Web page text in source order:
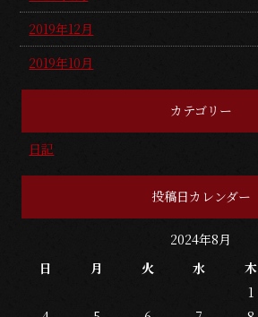
2019年12月
2019年10月
カテゴリー
日記
投稿日カレンダー
2024年8月
日
月 火 水 木
1